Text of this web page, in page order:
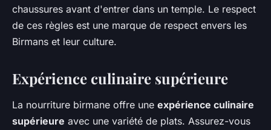
chaussures avant d'entrer dans un temple. Le respect
de ces règles est une marque de respect envers les
Birmans et leur culture.
Expérience culinaire supérieure
La nourriture birmane offre une expérience culinaire
supérieure avec une variété de plats. Assurez-vous